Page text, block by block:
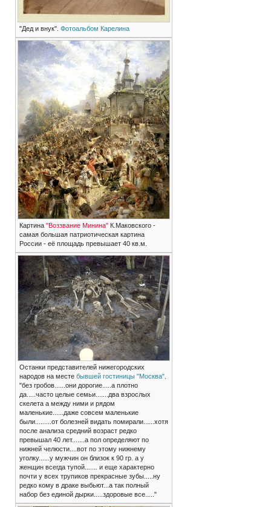
"Дед и внук". Фотоальбом Карелина
Картина "Воззвание Минина"К.Маковского -
самая большая патриотическая картина
России - её площадь превышает 40 кв.м.
Останки представителей нижегородских
народов на месте бывшей гостиницы "Москва".
"без гробов......они дорогие.....а плотно
да.....часто целые семьи.......два взрослых
скелета а между ними и рядом
маленькие......даже совсем маленькие
были.........от болезней видать помирали......хотя
после анализа средний возраст редко
превышал 40 лет.......а пол определяют по
нижней челюсти....вот по этому нижнему
уголку......у мужчин он близок к 90 гр. а у
женщин всегда тупой....... и еще характерно
почти у всех трупиков прекрасные зубы.....ну
редко кому в драке выбьют...а так полный
набор без единой дырки.....здоровые все....."